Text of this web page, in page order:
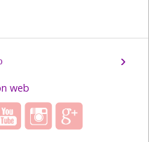
›
web